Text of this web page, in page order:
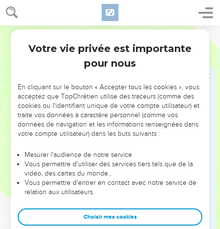
Ezéchiel 16
jour de tes fiertés.
Avant que ta méchanceté fût découverte ; comme elle le
fut au temps de l'opprobre des filles de Syrie, et de toutes
celles d'alentour, [savoir] les filles des Philistins, qui te
pillèrent de tous côtés.
Tu portes sur toi ton énormité et tes abominations, dit
l'Eternel.
Car ainsi a dit le Seigneur l'Eternel : je te ferai comme tu
as fait, quand tu as méprisé l'exécration du serment, en
violant l'alliance.
Mais pourtant je me souviendrai de l'alliance que j'ai
avec toi une alliance éternelle.
Et tu te souviendras de tes voies, et en seras confuse,
lorsque tu recevras tes soeurs, tant tes plus grandes, que tes
plus petites, et je te les donnerai pour filles ; mais non pas
selon ton alliance.
Car j'établirai mon alliance avec toi, et tu sauras que je
Votre vie privée est importante
pour nous
En cliquant sur le bouton « Accepter tous les cookies », vous
acceptez que TopChrétien utilise des traceurs (comme des
cookies ou l'identifiant unique de votre compte utilisateur) et
traite vos données à caractère personnel (comme vos
données de navigation et les informations renseignées dans
votre compte utilisateur) dans les buts suivants :
Mesurer l'audience de notre service
Vous permettre d'utiliser des services tiers tels que de la
vidéo, des cartes du monde…
Vous permettre d'entrer en contact avec notre service de
relation aux utilisateurs.
Choisir mes cookies